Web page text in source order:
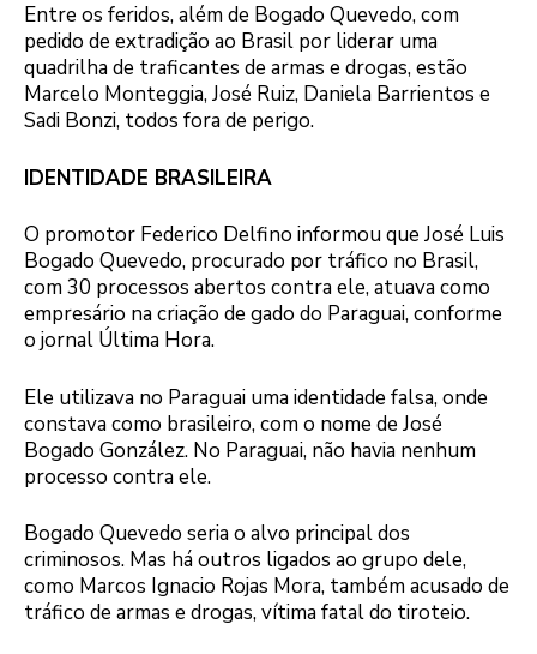
Entre os feridos, além de Bogado Quevedo, com
pedido de extradição ao Brasil por liderar uma
quadrilha de traficantes de armas e drogas, estão
Marcelo Monteggia, José Ruiz, Daniela Barrientos e
Sadi Bonzi, todos fora de perigo.
IDENTIDADE BRASILEIRA
O promotor Federico Delfino informou que José Luis
Bogado Quevedo, procurado por tráfico no Brasil,
com 30 processos abertos contra ele, atuava como
empresário na criação de gado do Paraguai, conforme
o jornal Última Hora.
Ele utilizava no Paraguai uma identidade falsa, onde
constava como brasileiro, com o nome de José
Bogado González. No Paraguai, não havia nenhum
processo contra ele.
Bogado Quevedo seria o alvo principal dos
criminosos. Mas há outros ligados ao grupo dele,
como Marcos Ignacio Rojas Mora, também acusado de
tráfico de armas e drogas, vítima fatal do tiroteio.